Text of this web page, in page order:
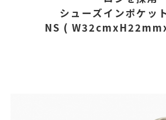
シューズインポケッ
NS (